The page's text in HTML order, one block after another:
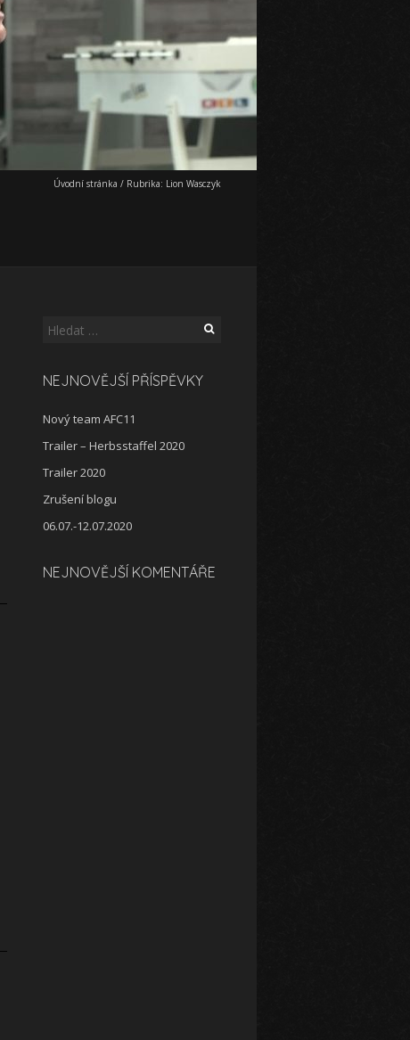
Úvodní stránka / Rubrika: Lion Wasczyk
Vyhledávání
NEJNOVĚJŠÍ PŘÍSPĚVKY
Nový team AFC11
Trailer – Herbsstaffel 2020
Trailer 2020
Zrušení blogu
06.07.-12.07.2020
NEJNOVĚJŠÍ KOMENTÁŘE